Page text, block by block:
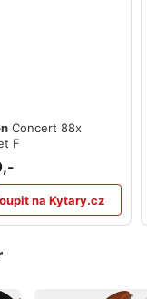
Concert 88x
F
na Kytary.cz